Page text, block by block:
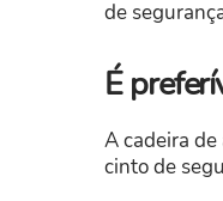
de
É
A cadeira
cinto de